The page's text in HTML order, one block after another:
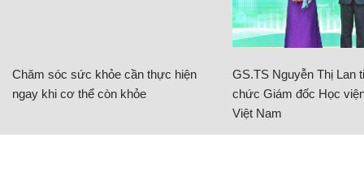
Chăm sóc sức khỏe cần thực hiện
ngay khi cơ thể còn khỏe
GS.TS Nguyễn Thị Lan
chức Giám đốc Học
Việt Nam